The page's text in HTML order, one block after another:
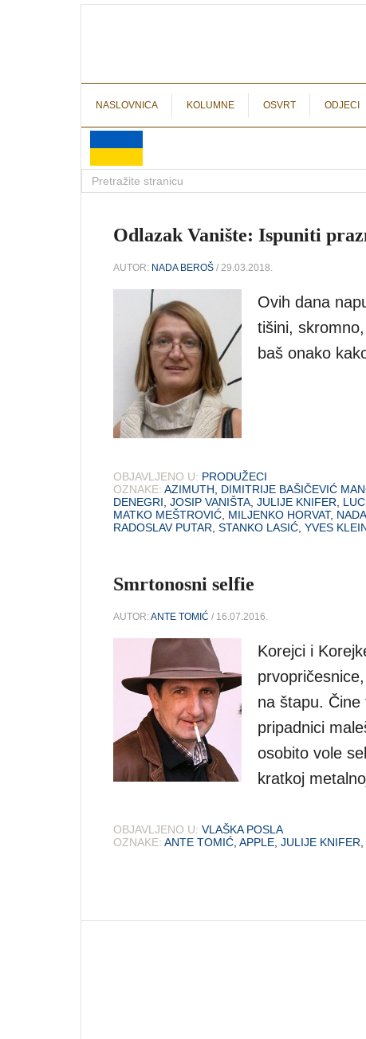
NASLOVNICA KOLUMNE OSVRT ODJECI
Odlazak Vanište: Ispuniti
AUTOR: NADA BEROŠ / 29.03.2018.
Ovih dana
tišini,
baš onako
OBJAVLJENO U: PRODUŽECI
OZNAKE: AZIMUTH DIMITRIJE BAŠIČEVIĆ
DENEGRI JOSIP VANIŠTA JULIJE KNIFER
MATKO MEŠTROVIĆ MILJENKO HORVAT,
RADOSLAV PUTAR STANKO LASIĆ YVES
Smrtonosni selfie
AUTOR:ANTE TOMIĆ / 16.07.2016.
Korejci i
na štapu.
pripadnici
osobito vole
kratkoj
OBJAVLJENO U: VLAŠKA POSLA
OZNAKE: ANTE TOMIĆ APPLE JULIJE KNIFER